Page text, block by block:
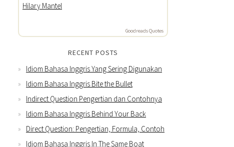
Hilary Mantel
Goodreads Quotes
RECENT POSTS
Idiom Bahasa Inggris Yang Sering Digunakan
Idiom Bahasa Inggris Bite the Bullet
Indirect Question Pengertian dan Contohnya
Idiom Bahasa Inggris Behind Your Back
Direct Question: Pengertian, Formula, Contoh
Idiom Bahasa Inggris In The Same Boat